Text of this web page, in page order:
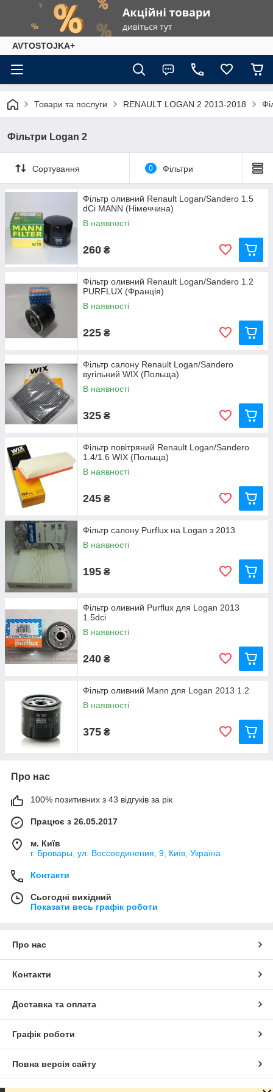
AVTOSTOJKA+
Товари та послуги RENAULT LOGAN 2 2013-2018
Фільтри Logan 2
Сортування 0 Фільтри
Фільтр оливний Renault Logan/Sandero 1.5
dCi MANN (Німеччина)
В наявності
260 ₴
Фільтр оливний Renault Logan/Sandero 1.2
PURFLUX (Франція)
В наявності
225 ₴
Фільтр салону Renault Logan/Sandero
вугільний WIX (Польща)
В наявності
325 ₴
Фільтр повітряний Renault Logan/Sandero
1.4/1.6 WIX (Польща)
В наявності
245 ₴
Фільтр салону Purflux на Logan з 2013
В наявності
195 ₴
Фільтр оливний Purflux для Logan 2013
1.5dci
В наявності
240 ₴
Фільтр оливний Mann для Logan 2013 1.2
В наявності
375 ₴
Про нас
100% позитивних з 43 відгуків за рік
Працює з 26.05.2017
м. Київ
г. Бровары, ул. Воссоединения, 9, Київ, Україна
Контакти
Сьогодні вихідний
Показати весь графік роботи
Про нас
Контакти
Доставка та оплата
Графік роботи
Повна версія сайту